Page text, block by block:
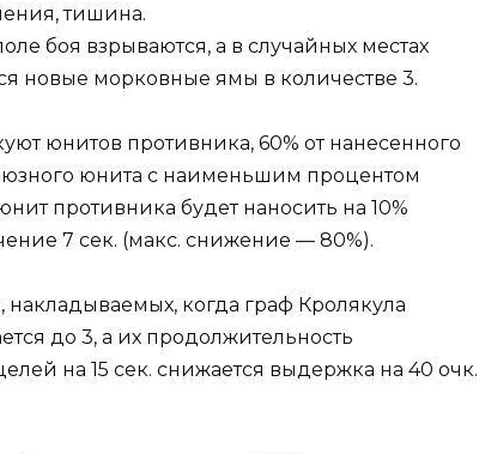
тишина.
боя взрываются, а в случайных местах
новые морковные ямы в количестве 3.
юнитов противника, 60% от нанесенного
юнита с наименьшим процентом
противника будет наносить на 10%
7 сек. (макс. снижение — 80%).
накладываемых, когда граф Кролякула
до 3, а их продолжительность
на 15 сек. снижается выдержка на 40 очк.